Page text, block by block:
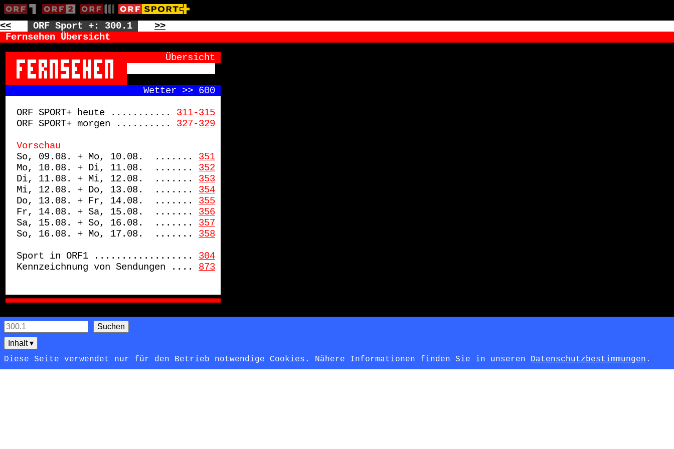
<< ORF Sport +: 300.1
>>
Fernsehen Übersicht
       Übersicht
                       Wetter
>> 600
ORF SPORT+ heute ...........
311-315
ORF SPORT+ morgen ..........
327-329
Vorschau
So, 09.08. + Mo, 10.08.  .......
351
Mo, 10.08. + Di, 11.08.  .......
352
Di, 11.08. + Mi, 12.08.  .......
353
Mi, 12.08. + Do, 13.08.  .......
354
Do, 13.08. + Fr, 14.08.  .......
355
Fr, 14.08. + Sa, 15.08.  .......
356
Sa, 15.08. + So, 16.08.  .......
357
So, 16.08. + Mo, 17.08.  .......
358
Sport in ORF1 ..................
304
Kennzeichnung von Sendungen ....
873
Inhalt▾
Diese Seite verwendet nur für den Betrieb notwendige Cookies. Nähere Informationen finden Sie in unseren Datenschutzbestimmungen .